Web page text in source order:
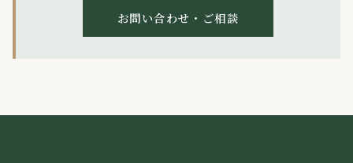
お問い合わせ・ご相談